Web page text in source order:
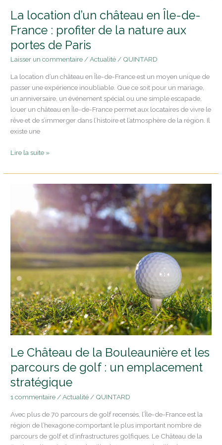
La location d’un château en Île-de-
France : profiter de la nature aux
portes de Paris
Laisser un commentaire/Actualité/ QUINTARD
La location d’un château en Île-de-France est un moyen unique de
passer une expérience inoubliable. Que ce soit pour un mariage,
un anniversaire, un événement spécial ou une simple escapade,
louer un château en Île-de-France permet aux locataires de vivre le
rêve et de s’immerger dans l’histoire et l’atmosphère de la région. Il
existe une
de
Paris
Lire la suite »
Le Château de la Bouleaunière et les
parcours de golf : un emplacement
stratégique
1 commentaire /Actualité / QUINTARD
Avec plus de 70 parcours de golf recensés, l’Île-de-France est la
région de l’hexagone comportant le plus important nombre de
parcours de golf et d’infrastructures golfiques. Le Château de la
Château
de
la
Bouleaunière
et
les
parcours
de
golf
:
un
emplacement
stratégique